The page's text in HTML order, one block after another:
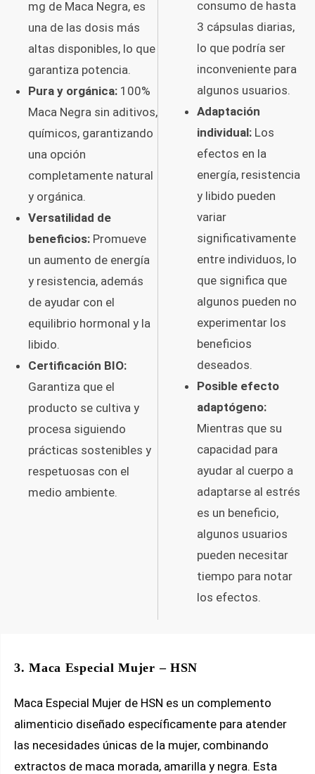
mg de Maca Negra, es
una de las dosis más
altas disponibles, lo que
garantiza potencia.
Pura y orgánica: 100%
Maca Negra sin aditivos,
químicos, garantizando
una opción
completamente natural
y orgánica.
Versatilidad de
beneficios: Promueve
un aumento de energía
y resistencia, además
de ayudar con el
equilibrio hormonal y la
libido.
Certificación BIO:
Garantiza que el
producto se cultiva y
procesa siguiendo
prácticas sostenibles y
respetuosas con el
medio ambiente.
consumo de hasta
3 cápsulas diarias,
lo que podría ser
inconveniente para
algunos usuarios.
Adaptación
individual: Los
efectos en la
energía, resistencia
y libido pueden
variar
significativamente
entre individuos, lo
que significa que
algunos pueden no
experimentar los
beneficios
deseados.
Posible efecto
adaptógeno:
Mientras que su
capacidad para
ayudar al cuerpo a
adaptarse al estrés
es un beneficio,
algunos usuarios
pueden necesitar
tiempo para notar
los efectos.
3. Maca Especial Mujer – HSN
Maca Especial Mujer de HSN es un complemento
alimenticio diseñado específicamente para atender
las necesidades únicas de la mujer, combinando
extractos de maca morada, amarilla y negra. Esta